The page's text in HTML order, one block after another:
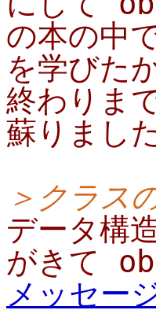
の本の中
を学びた
終わりま
蘇りまし
＞クラス
データ構
がきて
メッセー